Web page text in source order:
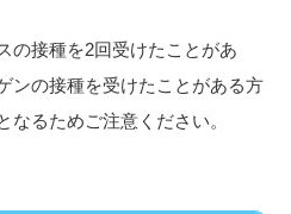
の接種を2回受けたことがあ
ンの接種を受けたことがある方
なるためご注意ください。